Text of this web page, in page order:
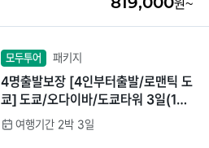
원~
모두투어 패키지
4명출발보장 [4인부터출발/로맨틱 도
쿄] 도쿄/오다이바/도쿄타워 3일(1일
자유/베스트셀러/도쿄시내2박/현지
차량가이드)
여행기간 2박 3일